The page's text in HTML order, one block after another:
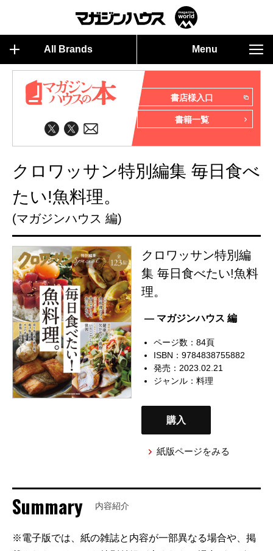
All Brands Menu
書店様入口
書籍一覧
クロワッサン特別編集 毎日食べ
たい!魚料理。
(マガジンハウス 編)
クロワッサン特別編
集 毎日食べたい!魚料
理。
— マガジンハウス 編
ページ数：84頁
ISBN：9784838755882
発売：2023.02.21
ジャンル：料理
購入
紙版ページをみる
Summary 内容紹介
※電子版では、紙の雑誌と内容が一部異なる場合や、掲